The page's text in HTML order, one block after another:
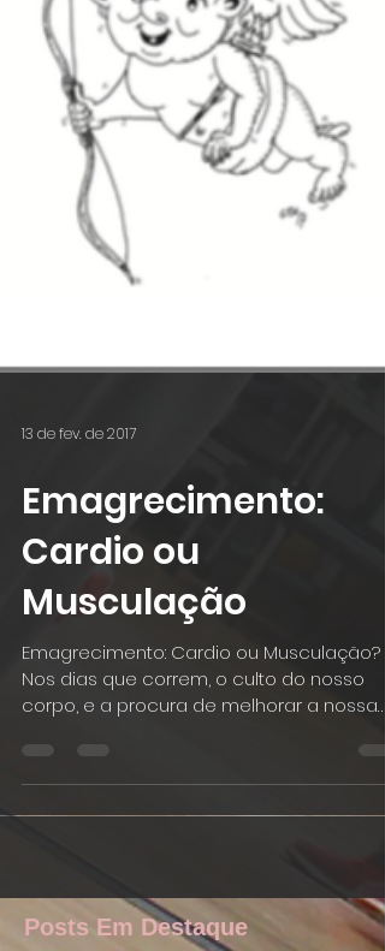
Emagrecimento:
Cardio ou
Musculação
Emagrecimento: Cardio ou Musculação?
corpo, e a procura de melhorar a nossa
saúde e qualidade de...